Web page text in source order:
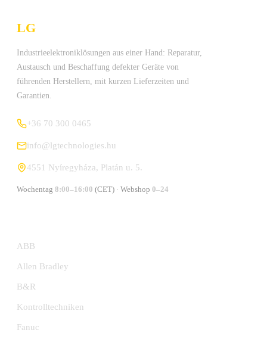
LGTechnologies Ltd.
Industrieelektroniklösungen aus einer Hand: Reparatur,
Austausch und Beschaffung defekter Geräte von
führenden Herstellern, mit kurzen Lieferzeiten und
Garantien.
+36 70 300 0465
info@lgtechnologies.hu
4551 Nyíregyháza, Platán u. 5.
Wochentag 8:00–16:00 (CET) · Webshop 0–24
ABB
Allen Bradley
B&R
Kontrolltechniken
Fanuc